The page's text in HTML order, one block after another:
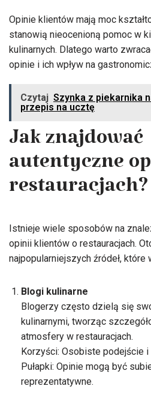
Opinie klientów mają moc
stanowią nieocenioną pomoc w
kulinarnych. Dlatego warto
opinie i ich wpływ na
Czytaj Szynka z piekarnika
przepis na ucztę
Jak znajdować
autentyczne
restauracjach?
Istnieje wiele sposobów na
opinii klientów o restauracjach.
najpopularniejszych źródeł, które
Blogi kulinarne
Blogerzy często dzielą się
kulinarnymi, tworząc
atmosfery w restauracjach.
Korzyści: Osobiste podejście
Pułapki: Opinie mogą być
reprezentatywne.